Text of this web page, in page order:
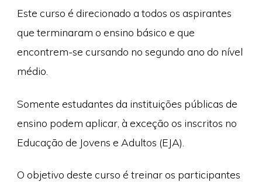
Este curso é direcionado a todos os aspirantes
que terminaram o ensino básico e que
encontrem-se cursando no segundo ano do nível
médio.
Somente estudantes da instituições públicas de
ensino podem aplicar, à exceção os inscritos no
Educação de Jovens e Adultos (EJA).
O objetivo deste curso é treinar os participantes